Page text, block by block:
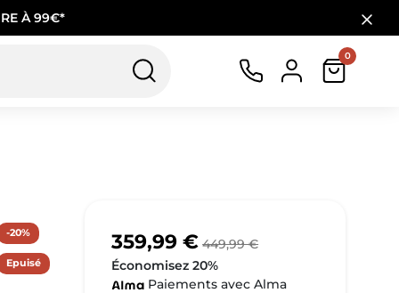
À 99€*
0
-20%
Epuisé
359,99 € 449,99 €
Économisez 20%
Paiements avec Alma